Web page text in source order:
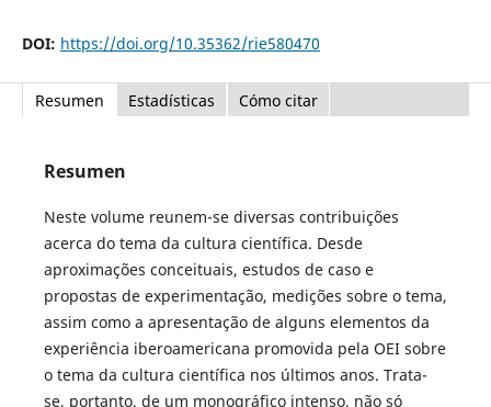
DOI: https://doi.org/10.35362/rie580470
Resumen Estadísticas Cómo citar
Resumen
Neste volume reunem-se diversas contribuições
acerca do tema da cultura científica. Desde
aproximações conceituais, estudos de caso e
propostas de experimentação, medições sobre o tema,
assim como a apresentação de alguns elementos da
experiência iberoamericana promovida pela OEI sobre
o tema da cultura científica nos últimos anos. Trata-
se, portanto, de um monográfico intenso, não só